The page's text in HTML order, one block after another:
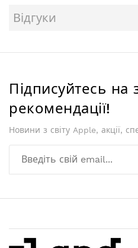
Відгуки
Підписуйтесь на
рекомендації!
Новини з світу Apple, акції,